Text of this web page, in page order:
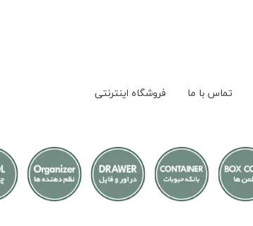
تماس با ما فروشگاه اینترنتی